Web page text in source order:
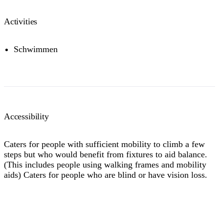
Activities
Schwimmen
Accessibility
Caters for people with sufficient mobility to climb a few
steps but who would benefit from fixtures to aid balance.
(This includes people using walking frames and mobility
aids) Caters for people who are blind or have vision loss.